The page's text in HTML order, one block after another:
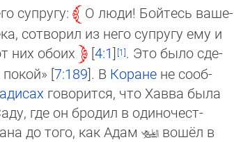
супругу:
О люди! Бойтесь ва­ше­
сотворил из него супругу ему и
них обоих 4:1
. Это бы­ло сде­
[7:189]. В Коране не со­об­
говорится, что Хавва бы­ла
где он бродил в одино­чест­
до того, как Адам
вошёл в